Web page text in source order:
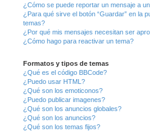
¿Cómo se puede reportar un mensaje a
¿Para qué sirve el botón “Guardar” en la
temas?
¿Por qué mis mensajes necesitan ser
¿Cómo hago para reactivar un tema?
Formatos y tipos de temas
¿Qué es el código BBCode?
¿Puedo usar HTML?
¿Qué son los emoticonos?
¿Puedo publicar imagenes?
¿Qué son los anuncios globales?
¿Qué son los anuncios?
¿Qué son los temas fijos?